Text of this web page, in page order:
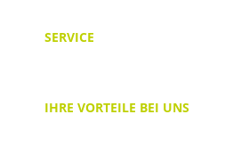
SERVICE
IHRE VORTEILE BEI UNS